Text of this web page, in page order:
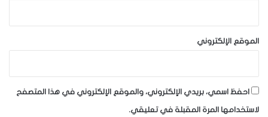
الموقع الإلكتروني
احفظ اسمي، بريدي الإلكتروني، والموقع الإلكتروني في هذا المتصفح
لاستخدامها المرة المقبلة في تعليقي.